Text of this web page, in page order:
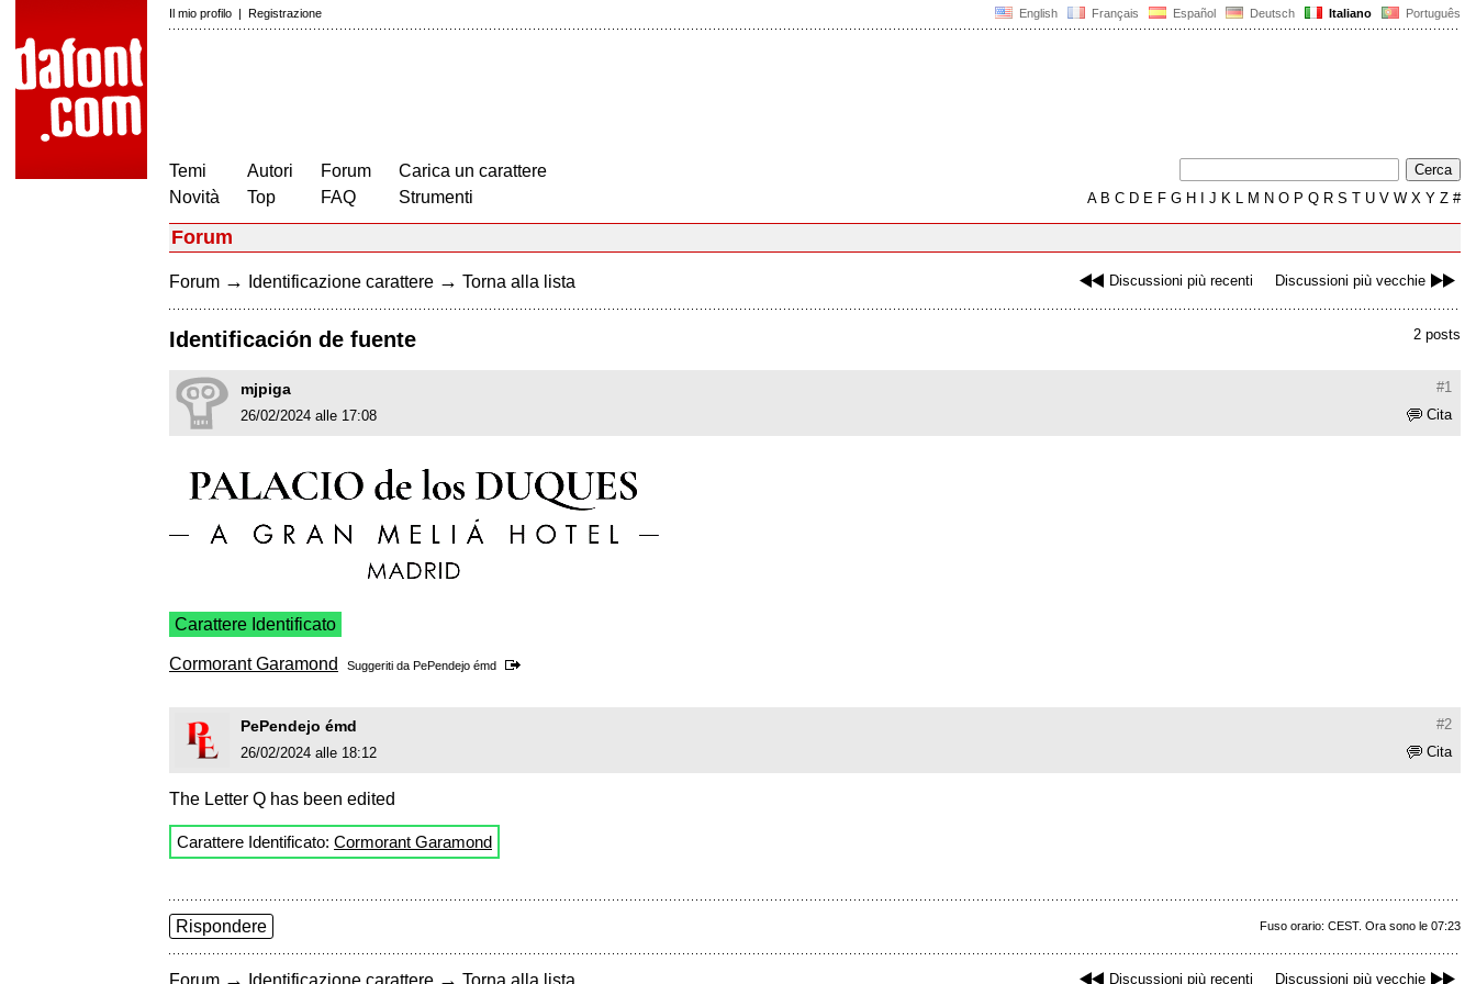
English Français Español Deutsch Italiano Português
Il mio profilo | Registrazione
Temi
Novità
Autori
Top
Forum
FAQ
Carica un carattere
Strumenti
AB C D E F G H J K L M N O P Q R S T U V W X Y Z #
Forum
Discussioni più recenti Discussioni più vecchie
Forum → Identificazione carattere → Torna alla lista
2 posts
Identificación de fuente
#1
mjpiga
Cita
26/02/2024 alle 17:08
Carattere Identificato
Cormorant Garamond Suggeriti da PePendejo émd
#2
PePendejo émd
Cita
26/02/2024 alle 18:12
The Letter Q has been edited
Carattere Identificato: Cormorant Garamond
Fuso orario: CEST. Ora sono le 07:23
Rispondere
Discussioni più recenti Discussioni più vecchie